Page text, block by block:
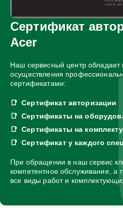
Сертификат
Acer
Наш сервисный центр
осуществления
сертификатами:
Сертификат авторизации
Сертификаты на
Сертификаты на
Сертификат у каждого
При обращении в наш сервис
компетентное обслуживание, а
все виды работ и